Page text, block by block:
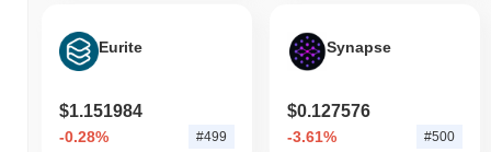
Eurite
$1.151984
-0.28% #499
Synapse
$0.127576
-3.61% #500